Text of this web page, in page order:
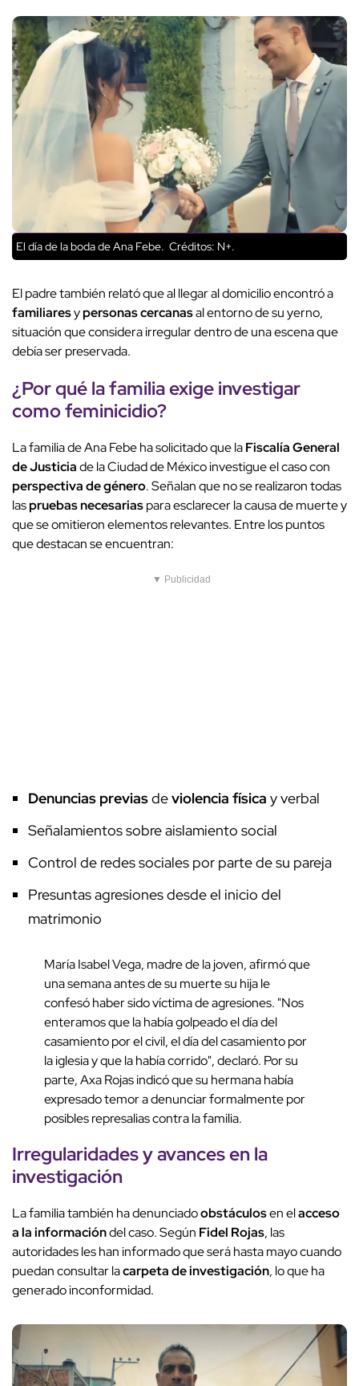
El día de la boda de Ana Febe. Créditos: N+.
El padre también relató que al llegar al domicilio encontró a
familiaresypersonas cercanasal entorno de su yerno,
situación que considera irregular dentro de una escena que
debía ser preservada.
¿Por qué la familia exige investigar
como feminicidio?
La familia de Ana Febe ha solicitado que laFiscalía General
de Justiciade la Ciudad de México investigue el caso con
perspectiva de género. Señalan que no se realizaron todas
laspruebas necesariaspara esclarecer la causa de muerte y
que se omitieron elementos relevantes. Entre los puntos
que destacan se encuentran:
▼ Publicidad
Denuncias previasdeviolencia física y verbal
Señalamientos sobre aislamiento social
Control de redes sociales por parte de su pareja
Presuntas agresiones desde el inicio del
matrimonio
María Isabel Vega, madre de la joven, afirmó que
una semana antes de su muerte su hija le
confesó haber sido víctima de agresiones. "Nos
enteramos que la había golpeado el día del
casamiento por el civil, el día del casamiento por
la iglesia y que la había corrido", declaró. Por su
parte, Axa Rojas indicó que su hermana había
expresado temor a denunciar formalmente por
posibles represalias contra la familia.
Irregularidades y avances en la
investigación
La familia también ha denunciadoobstáculosen elacceso
a la informacióndel caso. Según Fidel Rojas, las
autoridades les han informado que será hasta mayo cuando
puedan consultar lacarpeta de investigación, lo que ha
generado inconformidad.